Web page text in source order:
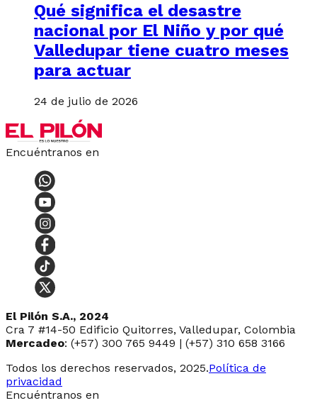
Qué significa el desastre
nacional por El Niño y por qué
Valledupar tiene cuatro meses
para actuar
24 de julio de 2026
Encuéntranos en
El Pilón S.A., 2024
Cra 7 #14-50 Edificio Quitorres, Valledupar, Colombia
Mercadeo: (+57) 300 765 9449 | (+57) 310 658 3166
Todos los derechos reservados, 2025.Política de
privacidad
Encuéntranos en